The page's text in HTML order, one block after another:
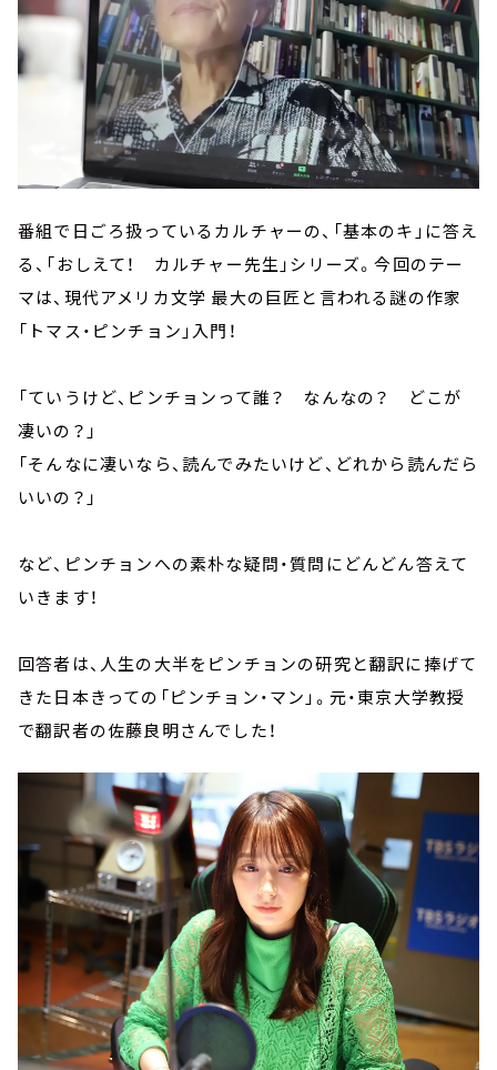
番組で日ごろ扱っているカルチャーの、「基本のキ」に答え
る、「おしえて！ カルチャー先生」シリーズ。今回のテー
マは、現代アメリカ文学 最大の巨匠と言われる謎の作家
「トマス・ピンチョン」入門！
「ていうけど、ピンチョンって誰？ なんなの？ どこが
凄いの？」
「そんなに凄いなら、読んでみたいけど、どれから読んだら
いいの？」
など、ピンチョンへの素朴な疑問・質問にどんどん答えて
いきます！
回答者は、人生の大半をピンチョンの研究と翻訳に捧げて
きた日本きっての「ピンチョン・マン」。元・東京大学教授
で翻訳者の佐藤良明さんでした！